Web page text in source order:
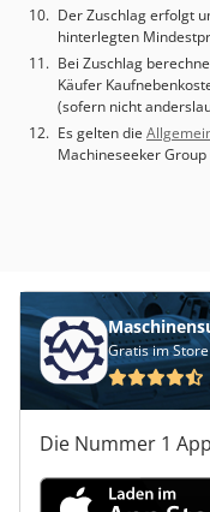
Der Zuschlag erfolgt
hinterlegten
Bei Zuschlag
Käufer
(sofern nicht
Es gelten die
Machineseeker Group
Gratis im Store
Die Nummer 1